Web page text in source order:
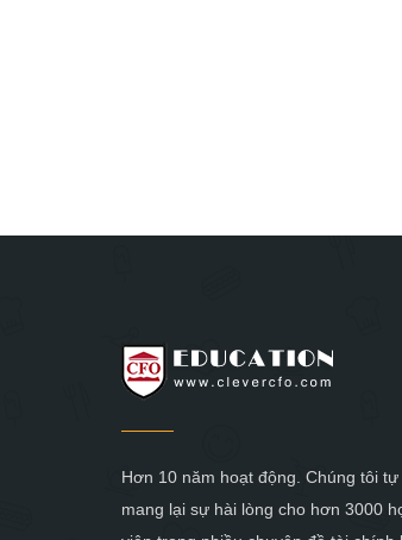
Hơn 10 năm hoạt động. Chúng tôi tự
mang lại sự hài lòng cho hơn 3000